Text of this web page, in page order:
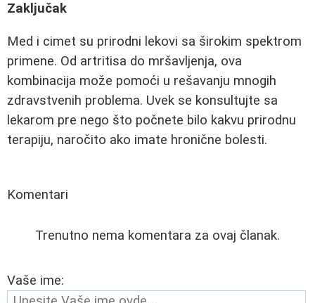
Zaključak
Med i cimet su prirodni lekovi sa širokim spektrom
primene. Od artritisa do mršavljenja, ova
kombinacija može pomoći u rešavanju mnogih
zdravstvenih problema. Uvek se konsultujte sa
lekarom pre nego što počnete bilo kakvu prirodnu
terapiju, naročito ako imate hronične bolesti.
Komentari
Trenutno nema komentara za ovaj članak.
Vaše ime: